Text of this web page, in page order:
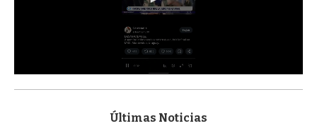
s
Últimas Noticias